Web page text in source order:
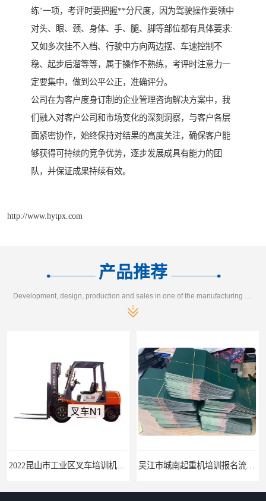
练"一项，考评时要把握**分尺度，因为驾驶操作要领中
对头、眼、颈、身体、手、腿、脚等部位都有具体要求:
又如多次挂不入档、行驶中方向两边摆、车速控制不
稳、起步后溜等等，属于操作不熟练，考评时注意力一
定要集中，做到公平公正，准确评分。
公司在为客户度身订制的企业管理咨询解决方案中，我
们融入对客户公司和市场变化的深刻洞察，与客户各层
面紧密协作，始终保持对结果的高度关注，确保客户能
够获得可持续的竞争优势，逐步发展成具有能力的团
队，并保证成果持续有效。
http://www.hytpx.com
产品推荐